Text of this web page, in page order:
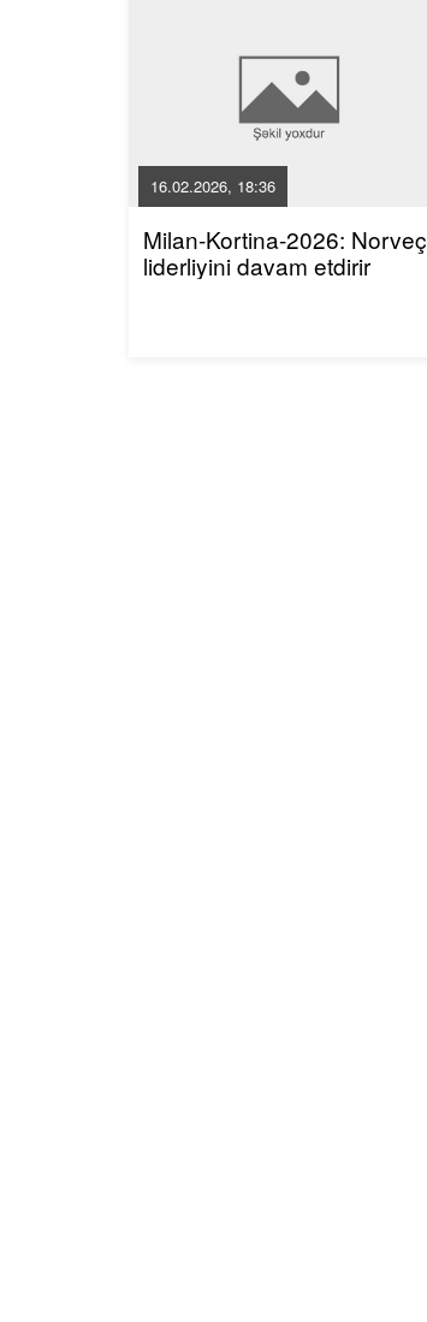
16.02.2026, 18:36
Milan-Kortina-2026: Norveç
liderliyini davam etdirir